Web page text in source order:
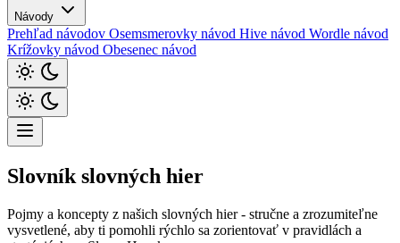
Návody
Prehľad návodov Osemsmerovky návod Hive návod Wordle návod
Krížovky návod Obesenec návod
Slovník slovných hier
Pojmy a koncepty z našich slovných hier - stručne a zrozumiteľne
vysvetlené, aby ti pomohli rýchlo sa zorientovať v pravidlách a